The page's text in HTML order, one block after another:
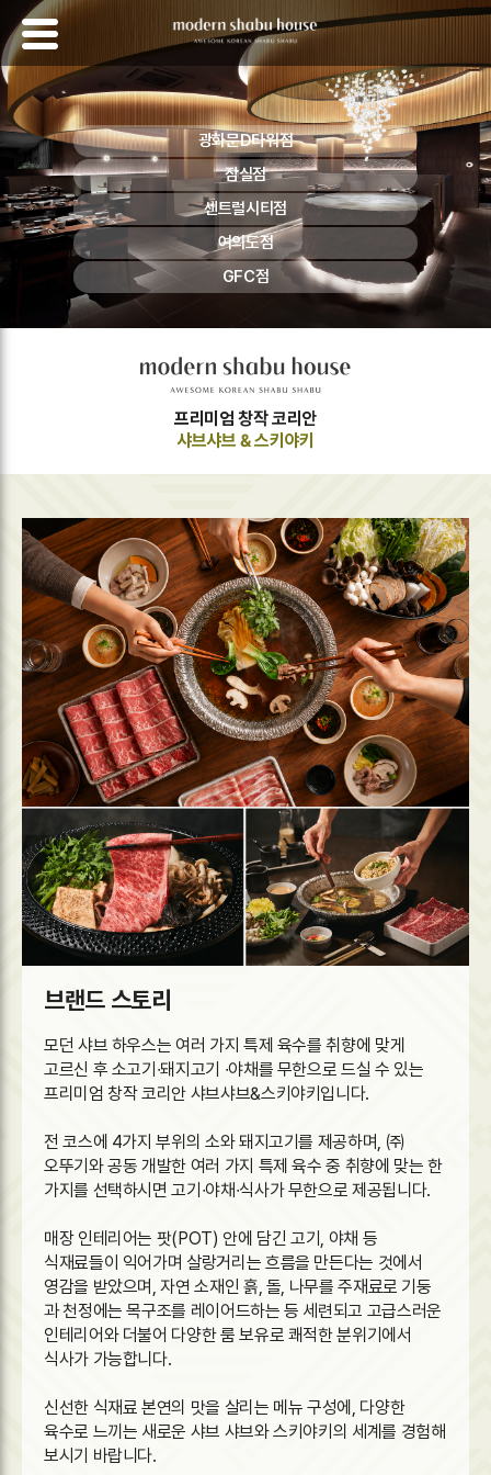
광화문D타워점
잠실점
센트럴시티점
여의도점
GFC점
프리미엄 창작 코리안
샤브샤브 & 스키야키
브랜드 스토리
모던 샤브 하우스는 여러 가지 특제 육수를 취향에 맞게
고르신 후 소고기∙돼지고기 ∙야채를 무한으로 드실 수 있는
프리미엄 창작 코리안 샤브샤브&스키야키입니다.
전 코스에 4가지 부위의 소와 돼지고기를 제공하며, ㈜
오뚜기와 공동 개발한 여러 가지 특제 육수 중 취향에 맞는 한
가지를 선택하시면 고기∙야채∙식사가 무한으로 제공됩니다.
매장 인테리어는 팟(POT) 안에 담긴 고기, 야채 등
식재료들이 익어가며 살랑거리는 흐름을 만든다는 것에서
영감을 받았으며, 자연 소재인 흙, 돌, 나무를 주재료로 기둥
과 천정에는 목구조를 레이어드하는 등 세련되고 고급스러운
인테리어와 더불어 다양한 룸 보유로 쾌적한 분위기에서
식사가 가능합니다.
신선한 식재료 본연의 맛을 살리는 메뉴 구성에, 다양한
육수로 느끼는 새로운 샤브 샤브와 스키야키의 세계를 경험해
보시기 바랍니다.